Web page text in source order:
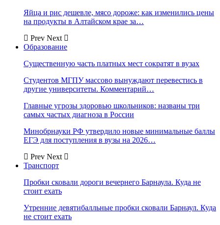
Яйца и рис дешевле, мясо дороже: как изменились цены
на продукты в Алтайском крае за…
Prev Next
Образование
Существенную часть платных мест сократят в вузах
Студентов МГПУ массово вынуждают перевестись в
другие университеты. Комментарий…
Главные угрозы здоровью школьников: названы три
самых частых диагноза в России
Минобрнауки РФ утвердило новые минимальные баллы
ЕГЭ для поступления в вузы на 2026…
Prev Next
Транспорт
Пробки сковали дороги вечернего Барнаула. Куда не
стоит ехать
Утренние девятибалльные пробки сковали Барнаул. Куда
не стоит ехать